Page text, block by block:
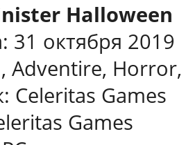
Halloween
31 октября 2019
Adventire, Horror,
Celeritas Games
Games